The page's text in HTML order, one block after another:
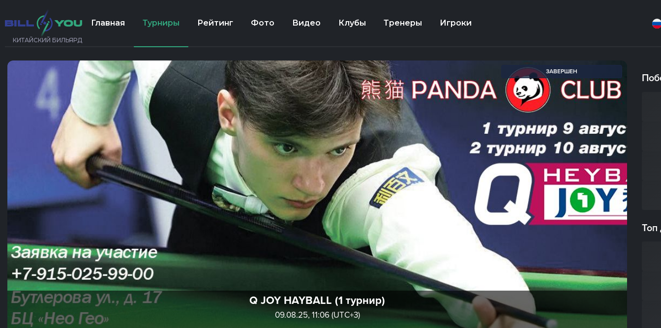
КИТАЙСКИЙ БИЛЬЯРД
Главная Турниры Рейтинг Фото Видео Клубы Тренеры Игроки
ЗАВЕРШЕН
Q JOY HAYBALL (1 турнир)
09.08.25, 11:06 (UTC+3)
Топ